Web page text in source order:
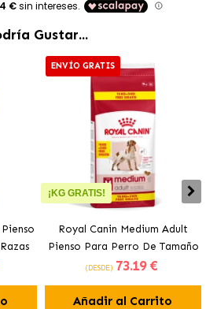
Gustar...
ENVÍO GRATIS
¡KG GRATIS!
Royal Canin Medium Adult
Pienso Para Perro De Tamaño
Mediano
(DESDE) 73.19 €
Añadir al Carrito